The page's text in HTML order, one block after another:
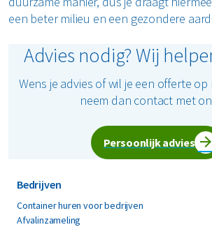
een beter milieu en een gezondere
Advies nodig? Wij
Wens je advies of wil je een offerte
neem dan contact met
Persoonlijk advies
Bedrijven
Container huren voor bedrijven
Afvalinzameling